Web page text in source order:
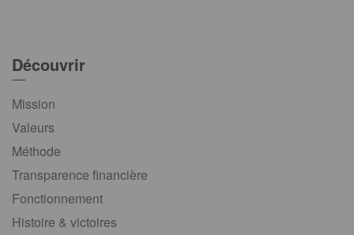
Découvrir
Mission
Valeurs
Méthode
Transparence financière
Fonctionnement
Histoire & victoires